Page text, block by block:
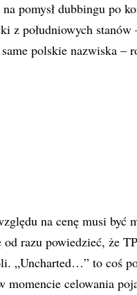
pomysł dubbingu po
z południowych
polskie nazwiska –
na cenę musi być
od razu powiedzieć, że
„Uncharted…” to coś
momencie celowania